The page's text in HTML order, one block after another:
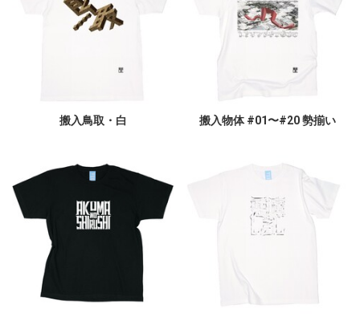
搬入鳥取・白 搬入物体 #01〜#20 勢揃い